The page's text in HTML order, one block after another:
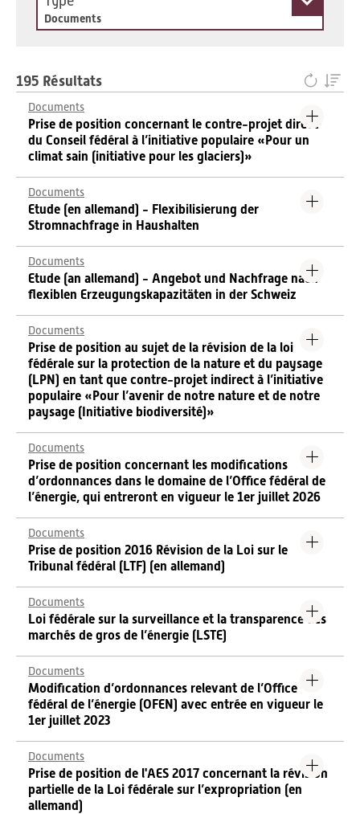
Documents
195 Résultats
Documents
Prise de position concernant le contre-projet direct
du Conseil fédéral à l’initiative populaire «Pour un
climat sain (initiative pour les glaciers)»
Documents
Etude (en allemand) - Flexibilisierung der
Stromnachfrage in Haushalten
Documents
Etude (an allemand) - Angebot und Nachfrage nach
flexiblen Erzeugungskapazitäten in der Schweiz
Documents
Prise de position au sujet de la révision de la loi
fédérale sur la protection de la nature et du paysage
(LPN) en tant que contre-projet indirect à l’initiative
populaire «Pour l’avenir de notre nature et de notre
paysage (Initiative biodiversité)»
Documents
Prise de position concernant les modifications
d’ordonnances dans le domaine de l’Office fédéral de
l’énergie, qui entreront en vigueur le 1er juillet 2026
Documents
Prise de position 2016 Révision de la Loi sur le
Tribunal fédéral (LTF) (en allemand)
Documents
Loi fédérale sur la surveillance et la transparence des
marchés de gros de l’énergie (LSTE)
Documents
Modification d’ordonnances relevant de l’Office
fédéral de l’énergie (OFEN) avec entrée en vigueur le
1er juillet 2023
Documents
Prise de position de l'AES 2017 concernant la révision
partielle de la Loi fédérale sur l’expropriation (en
allemand)